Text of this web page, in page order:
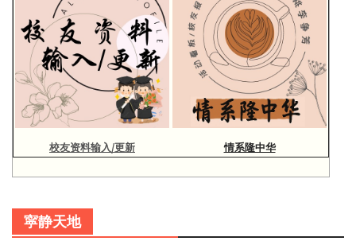
校友资料输入/更新 情系隆中华
寜静天地